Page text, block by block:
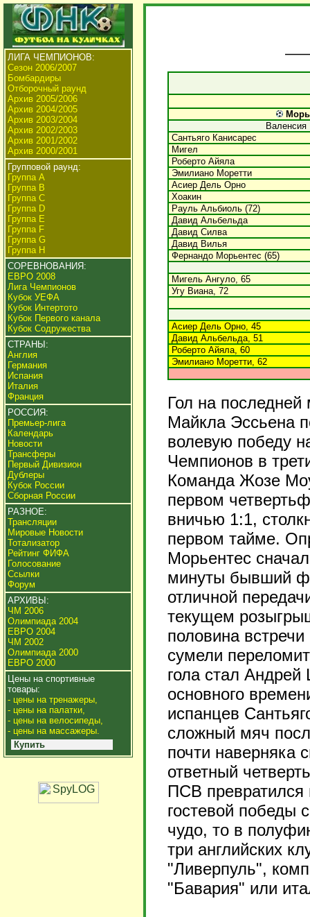
ЛИГА ЧЕМПИОНОВ:
Сезон 2006/2007
Бомбардиры
Отборочный раунд
Архив 2005/2006
Архив 2004/2005
Архив 2003/2004
Архив 2002/2003
Архив 2001/2002
Архив 2000/2001
Групповой раунд:
Группа А
Группа В
Группа C
Группа D
Группа E
Группа F
Группа G
Группа H
СОРЕВНОВАНИЯ:
ЕВРО 2008
Лига Чемпионов
Кубок УЕФА
Кубок Интертото
Кубок Первого канала
Кубок Содружества
СТРАНЫ:
Англия
Германия
Испания
Италия
Франция
РОССИЯ:
Премьер-лига
Календарь
Новости
Трансферы
Первый Дивизион
Дублеры
Кубок России
Сборная России
РАЗНОЕ:
Трансляции
Мировые Новости
Тотализатор
Рейтинг ФИФА
Голосование
Ссылки
Форум
АРХИВЫ:
ЧМ 2006
Олимпиада 2004
ЕВРО 2004
ЧМ 2002
Олимпиада 2000
ЕВРО 2000
Цены на спортивные
товары:
- цены на тренажеры,
- цены на палатки,
- цены на велосипеды,
- цены на массажеры.
Купить
Валенсия
Сантьяго Канисарес
Мигел
Роберто Айяла
Эмилиано Моретти
Асиер Дель Орно
Хоакин
Рауль Альбиоль (72)
Давид Альбельда
Давид Силва
Давид Вилья
Фернандо Морьентес (65)
Мигель Ангуло, 65
Угу Виана, 72
Асиер Дель Орно, 45
Давид Альбельда, 51
Роберто Айяла, 60
Эмилиано Моретти, 62
Гол на
Майкла Эссьена
волевую победу
Чемпионов в
Команда Жозе
первом
вничью 1:1,
первом тайме.
Морьентес
минуты бывший
отличной
текущем
половина
сумели
гола стал
основного
испанцев
сложный мяч
почти наверняка
ответный
ПСВ превратился
гостевой победы
чудо, то в
три английских
"Ливерпуль",
"Бавария" или